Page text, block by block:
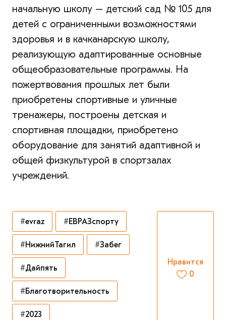
начальную школу – детский сад № 105 для
детей с ограниченными возможностями
здоровья и в качканарскую школу,
реализующую адаптированные основные
общеобразовательные программы. На
пожертвования прошлых лет были
приобретены спортивные и уличные
тренажеры, построены детская и
спортивная площадки, приобретено
оборудование для занятий адаптивной и
общей физкультурой в спортзалах
учреждений.
#evraz #ЕВРАЗспорту
#НижнийТагил #Забег
#Дайпять
#Благотворительность
#2023
Нравится
0